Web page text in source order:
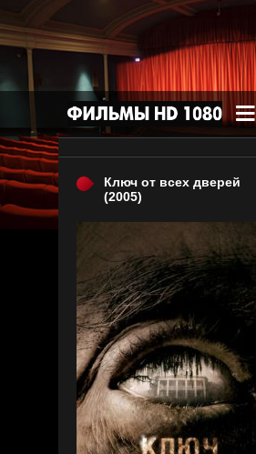

Ключ от всех дверей
(2005)